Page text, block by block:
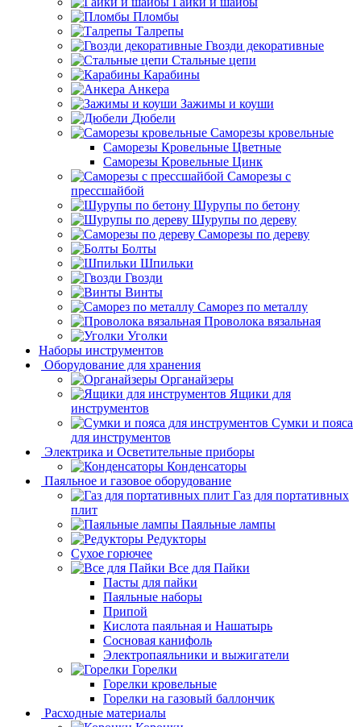
Пломбы
Талрепы
Гвозди декоративные
Стальные цепи
Карабины
Анкера
Зажимы и коуши
Дюбели
Саморезы кровельные
Саморезы Кровельные Цветные
Саморезы Кровельные Цинк
Саморезы с
прессшайбой
Шурупы по бетону
Шурупы по дереву
Саморезы по дереву
Болты
Шпильки
Гвозди
Винты
Саморез по металлу
Проволока вязальная
Уголки
Наборы инструментов
Оборудование для хранения
Органайзеры
Ящики для
инструментов
Сумки и пояса
для инструментов
Электрика и Осветительные приборы
Конденсаторы
Паяльное и газовое оборудование
Газ для портативных
плит
Паяльные лампы
Редукторы
Сухое горючее
Все для Пайки
Пасты для пайки
Паяльные наборы
Припой
Кислота паяльная и Нашатырь
Сосновая канифоль
Электропаяльники и выжигатели
Горелки
Горелки кровельные
Горелки на газовый баллончик
Расходные материалы